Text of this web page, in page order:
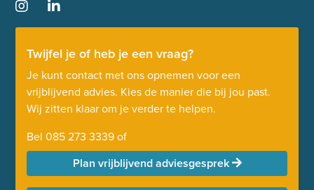
Twijfel je of heb je een vraag?
Je kunt contact met ons opnemen voor een
vrijblijvend advies. Kies de manier die bij jou past.
Wij zitten klaar om je verder te helpen.
Bel 085 273 3339of
Plan vrijblijvend adviesgesprek